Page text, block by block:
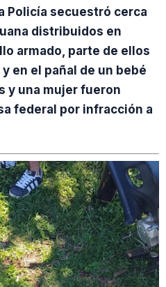
Policía secuestró cerca
distribuidos en
armado, parte de ellos
en el pañal de un bebé
y una mujer fueron
federal por infracción a